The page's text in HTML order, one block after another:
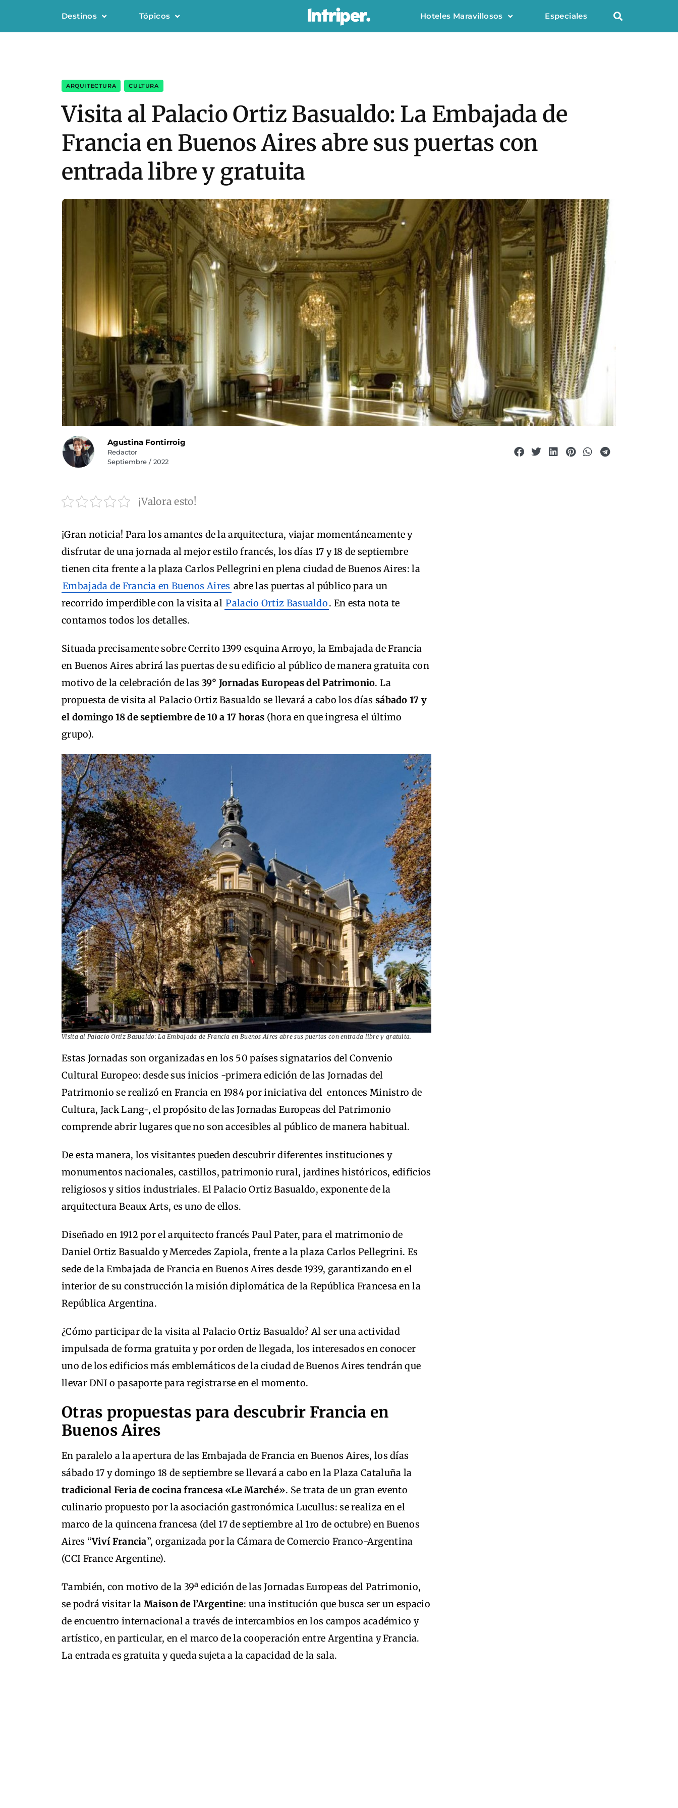
Destinos Tópicos Hoteles Maravillosos Especiales
ARQUITECTURA CULTURA
Visita al Palacio Ortiz Basualdo: La Embajada de
Francia en Buenos Aires abre sus puertas con
entrada libre y gratuita
Agustina Fontirroig
Redactor
Septiembre / 2022
¡Valora esto!
¡Gran noticia! Para los amantes de la arquitectura, viajar momentáneamente y
disfrutar de una jornada al mejor estilo francés, los días 17 y 18 de septiembre
tienen cita frente a la plaza Carlos Pellegrini en plena ciudad de Buenos Aires: la
Embajada de Francia en Buenos Aires abre las puertas al público para un
recorrido imperdible con la visita al Palacio Ortiz Basualdo. En esta nota te
contamos todos los detalles.
Situada precisamente sobre Cerrito 1399 esquina Arroyo, la Embajada de Francia
en Buenos Aires abrirá las puertas de su edificio al público de manera gratuita con
motivo de la celebración de las 39° Jornadas Europeas del Patrimonio. La
propuesta de visita al Palacio Ortiz Basualdo se llevará a cabo los días sábado 17 y
el domingo 18 de septiembre de 10 a 17 horas (hora en que ingresa el último
grupo).
Visita al Palacio Ortiz Basualdo: La Embajada de Francia en Buenos Aires abre sus puertas con entrada libre y gratuita.
Estas Jornadas son organizadas en los 50 países signatarios del Convenio
Cultural Europeo: desde sus inicios -primera edición de las Jornadas del
Patrimonio se realizó en Francia en 1984 por iniciativa del entonces Ministro de
Cultura, Jack Lang-, el propósito de las Jornadas Europeas del Patrimonio
comprende abrir lugares que no son accesibles al público de manera habitual.
De esta manera, los visitantes pueden descubrir diferentes instituciones y
monumentos nacionales, castillos, patrimonio rural, jardines históricos, edificios
religiosos y sitios industriales. El Palacio Ortiz Basualdo, exponente de la
arquitectura Beaux Arts, es uno de ellos.
Diseñado en 1912 por el arquitecto francés Paul Pater, para el matrimonio de
Daniel Ortiz Basualdo y Mercedes Zapiola, frente a la plaza Carlos Pellegrini. Es
sede de la Embajada de Francia en Buenos Aires desde 1939, garantizando en el
interior de su construcción la misión diplomática de la República Francesa en la
República Argentina.
¿Cómo participar de la visita al Palacio Ortiz Basualdo? Al ser una actividad
impulsada de forma gratuita y por orden de llegada, los interesados en conocer
uno de los edificios más emblemáticos de la ciudad de Buenos Aires tendrán que
llevar DNI o pasaporte para registrarse en el momento.
Otras propuestas para descubrir Francia en
Buenos Aires
En paralelo a la apertura de las Embajada de Francia en Buenos Aires, los días
sábado 17 y domingo 18 de septiembre se llevará a cabo en la Plaza Cataluña la
tradicional Feria de cocina francesa «Le Marché». Se trata de un gran evento
culinario propuesto por la asociación gastronómica Lucullus: se realiza en el
marco de la quincena francesa (del 17 de septiembre al 1ro de octubre) en Buenos
Aires “Viví Francia”, organizada por la Cámara de Comercio Franco-Argentina
(CCI France Argentine).
También, con motivo de la 39ª edición de las Jornadas Europeas del Patrimonio,
se podrá visitar laMaison de l’Argentine: una institución que busca ser un espacio
de encuentro internacional a través de intercambios en los campos académico y
artístico, en particular, en el marco de la cooperación entre Argentina y Francia.
La entrada es gratuita y queda sujeta a la capacidad de la sala.